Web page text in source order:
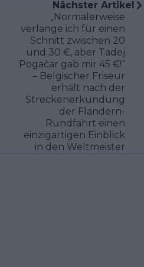
Nächster Artikel
„Normalerweise
verlange ich für einen
Schnitt zwischen 20
und 30 €, aber Tadej
Pogačar gab mir 45 €!“
– Belgischer Friseur
erhält nach der
Streckenerkundung
der Flandern-
Rundfahrt einen
einzigartigen Einblick
in den Weltmeister